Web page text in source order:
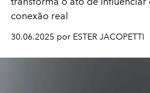
conexão real
30.06.2025 por ESTER JACOPETTI